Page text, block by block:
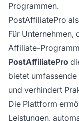
Programmen.
PostAffiliatePro
Für Unternehmen,
Affiliate-
PostAffiliatePro
bietet
und verhindert
Die Plattform
Leistungen,